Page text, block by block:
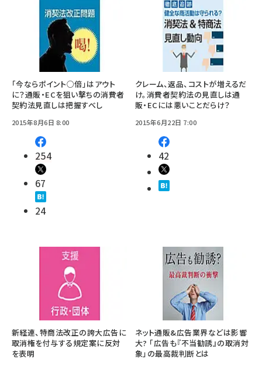
「今ならポイント○倍」はアウト
に？通販・ECを狙い撃ちの消費者
契約法見直しは把握すべし
2015年8月6日 8:00
254
67
24
クレーム、返品、コストが増えるだ
け。消費者契約法の見直しは通
販・ECには悪いことだらけ？
2015年6月22日 7:00
42
新経連、特商法改正の誇大広告に
取消権を付与する規定案に反対
を表明
ネット通販&広告業界などは影響
大? 「広告も『不当勧誘』の取消対
象」の最高裁判断とは